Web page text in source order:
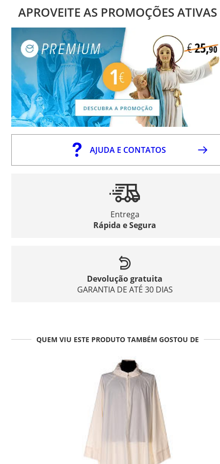
APROVEITE AS PROMOÇÕES ATIVAS
AJUDA E CONTATOS
Entrega
Rápida e Segura
Devolução gratuita
GARANTIA DE ATÉ 30 DIAS
QUEM VIU ESTE PRODUTO TAMBÉM GOSTOU DE